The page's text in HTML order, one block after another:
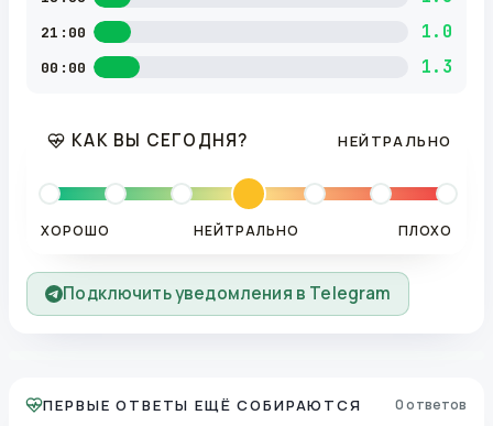
21:00 1.0
00:00 1.3
КАК ВЫ СЕГОДНЯ? НЕЙТРАЛЬНО
ХОРОШО НЕЙТРАЛЬНО ПЛОХО
Подключить уведомления в Telegram
ПЕРВЫЕ ОТВЕТЫ ЕЩЁ СОБИРАЮТСЯ 0 ответов